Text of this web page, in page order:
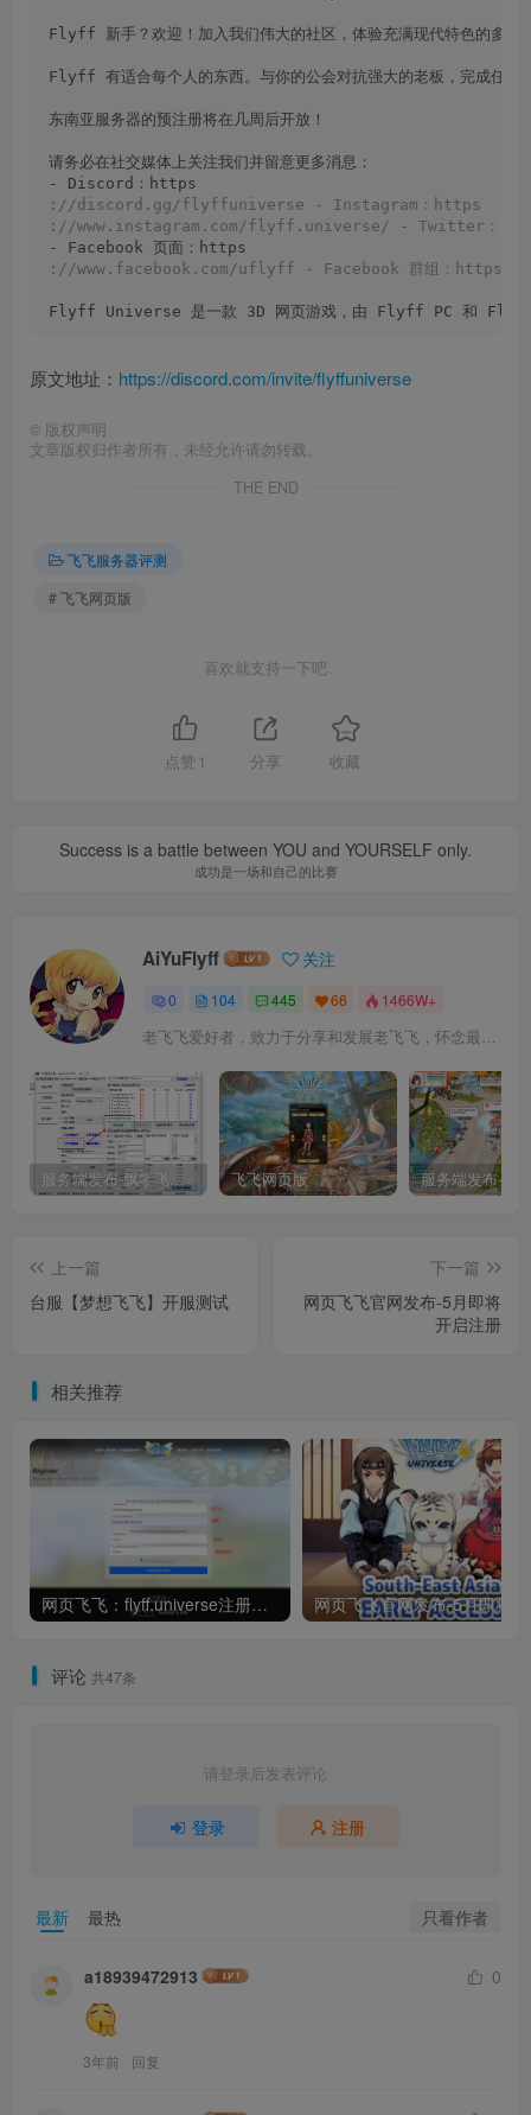
Flyff 新手？欢迎！加入我们伟大的社区，体验充满现代特色的多彩
Flyff 有适合每个人的东西。与你的公会对抗强大的老板，完成任务
东南亚服务器的预注册将在几周后开放！
请务必在社交媒体上关注我们并留意更多消息：
- Discord：https
://discord.gg/flyffuniverse - Instagram：https
://www.instagram.com/flyff.universe/ - Twitter：
- Facebook 页面：https
://www.facebook.com/uflyff - Facebook 群组：https
Flyff Universe 是一款 3D 网页游戏，由 Flyff PC 和 Flyff
原文地址： https://discord.com/invite/flyffuniverse
© 版权声明
文章版权归作者所有，未经允许请勿转载。
THE END
飞飞服务器评测
# 飞飞网页版
喜欢就支持一下吧
点赞 1 分享 收藏
Success is a battle between YOU and YOURSELF only.
成功是一场和自己的比赛
AiYuFlyff 关注
0 104 445 66 1466W+
老飞飞爱好者，致力于分享和发展老飞飞，怀念最原始的飞飞。
服务端发布-飘零飞飞V19单机一键端 飞飞网页版
上一篇
台服【梦想飞飞】开服测试
下一篇
网页飞飞官网发布-5月即将
开启注册
相关推荐
网页飞飞：flyff.universe注册教程及测评
评论 共47条
请登录后发表评论
登录 注册
最新 最热 只看作者
a18939472913 0
3年前 回复